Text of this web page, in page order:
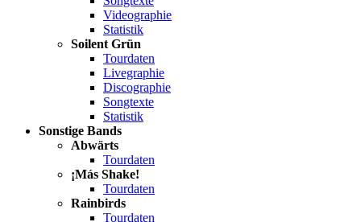
Videographie
Statistik
Soilent Grün
Tourdaten
Livegraphie
Discographie
Songtexte
Statistik
Sonstige Bands
Abwärts
Tourdaten
¡Más Shake!
Tourdaten
Rainbirds
Tourdaten